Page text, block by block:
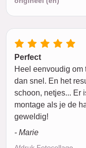
Perfect
Heel eenvoudig om
dan snel. En het
schoon, netjes... Er
montage als je de
geweldig!
- Marie